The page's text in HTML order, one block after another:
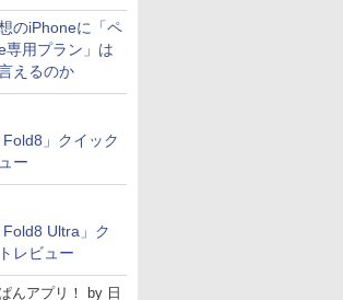
並みの薄さ」
のiPhoneに「ペ
専用プラン」は
えるのか
Fold8」クイック
ー
Fold8 Ultra」ク
レビュー
んアプリ！ by 日